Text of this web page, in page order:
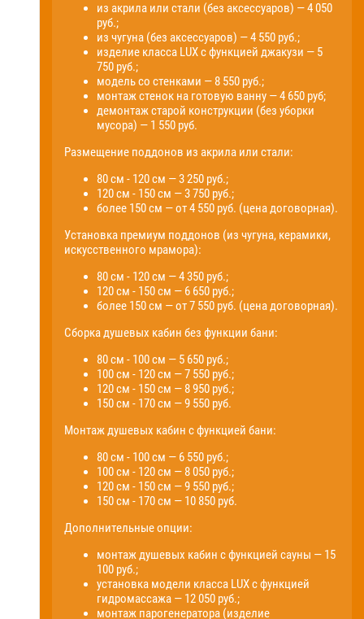
из акрила или стали (без аксессуаров) — 4 050
руб.;
из чугуна (без аксессуаров) — 4 550 руб.;
изделие класса LUX с функцией джакузи — 5
750 руб.;
модель со стенками — 8 550 руб.;
монтаж стенок на готовую ванну — 4 650 руб;
демонтаж старой конструкции (без уборки
мусора) — 1 550 руб.
Размещение поддонов из акрила или стали:
80 см - 120 см — 3 250 руб.;
120 см - 150 см — 3 750 руб.;
более 150 см — от 4 550 руб. (цена договорная).
Установка премиум поддонов (из чугуна, керамики,
искусственного мрамора):
80 см - 120 см — 4 350 руб.;
120 см - 150 см — 6 650 руб.;
более 150 см — от 7 550 руб. (цена договорная).
Сборка душевых кабин без функции бани:
80 см - 100 см — 5 650 руб.;
100 см - 120 см — 7 550 руб.;
120 см - 150 см — 8 950 руб.;
150 см - 170 см — 9 550 руб.
Монтаж душевых кабин с функцией бани:
80 см - 100 см — 6 550 руб.;
100 см - 120 см — 8 050 руб.;
120 см - 150 см — 9 550 руб.;
150 см - 170 см — 10 850 руб.
Дополнительные опции:
монтаж душевых кабин с функцией сауны — 15
100 руб.;
установка модели класса LUX с функцией
гидромассажа — 12 050 руб.;
монтаж парогенератора (изделие